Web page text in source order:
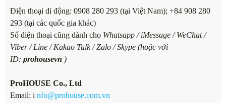
Điện thoại di động: 0908 280 293 (tại Việt Nam); +84 908 280
293 (tại các quốc gia khác)
Số điện thoại cũng dành cho Whatsapp / iMessage / WeChat /
Viber / Line / Kakao Talk / Zalo / Skype (hoặc với
ID: prohousevn )
ProHOUSE Co., Ltd
Email: i nfo@prohouse.com.vn